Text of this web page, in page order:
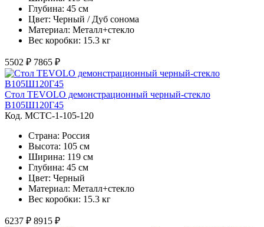
Глубина: 45 см
Цвет: Черный / Дуб сонома
Материал: Металл+стекло
Вес коробки: 15.3 кг
5502 ₽ 7865 ₽
Стол TEVOLO демонстрационный черный-стекло
В105Ш120Г45
Код. MСТС-1-105-120
Страна: Россия
Высота: 105 см
Ширина: 119 см
Глубина: 45 см
Цвет: Черный
Материал: Металл+стекло
Вес коробки: 15.3 кг
6237 ₽ 8915 ₽